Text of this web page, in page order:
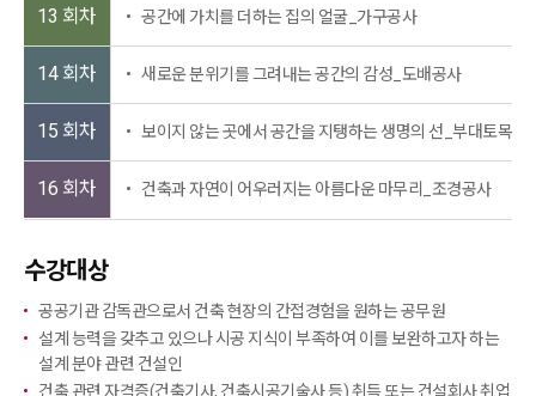
13 회차 공간에 가치를 더하는 집의 얼굴_가구공사
14 회차 새로운 분위기를 그려내는 공간의 감성_도배공사
15 회차 보이지 않는 곳에서 공간을 지탱하는 생명의 선_부대토목공
16 회차 건축과 자연이 어우러지는 아름다운 마무리_조경공사
수강대상
공공기관 감독관으로서 건축 현장의 간접경험을 원하는 공무원
설계 능력을 갖추고 있으나 시공 지식이 부족하여 이를 보완하고자 하는
설계 분야 관련 건설인
건축 관련 자격증(건축기사, 건축시공기술사 등) 취득 또는 건설회사 취업